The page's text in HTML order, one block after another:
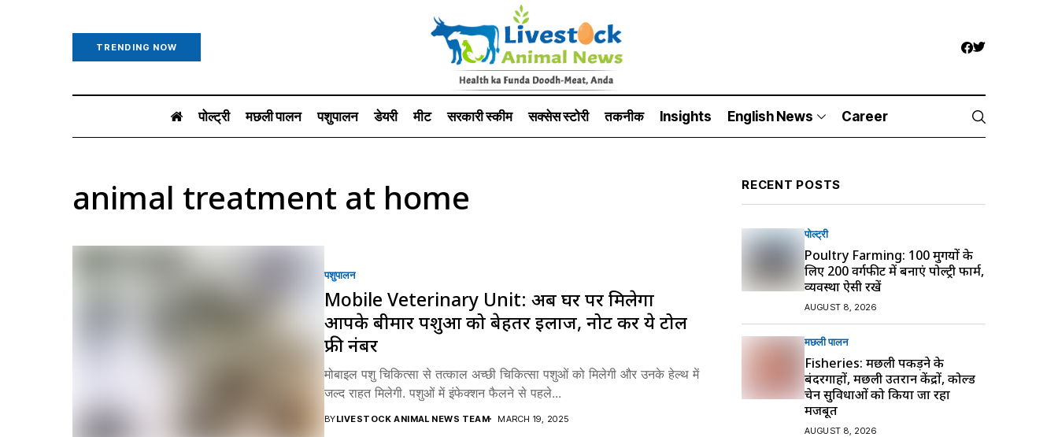
TRENDING NOW
पोल्ट्री मछली पालन पशुपालन डेयरी मीट सरकारी स्की‍म सक्सेस स्टो‍री तकनीक Insights English News Career
animal treatment at home
पशुपालन
Mobile Veterinary Unit: अब घर पर मिलेगा
आपके बीमार पशुओं को बेहतर इलाज, नोट करें ये टोल
फ्री नंबर
मोबाइल पशु चिकित्सा से तत्काल अच्छी चिकित्सा पशुओं को मिलेगी और उनके हेल्थ में
जल्द राहत मिलेगी. पशुओं में इंफेक्शन फैलने से पहले...
BYLIVESTOCK ANIMAL NEWS TEAM MARCH 19, 2025
RECENT POSTS
पोल्ट्री
Poultry Farming: 100 मुर्गियों के
लिए 200 वर्गफीट में बनाएं पोल्ट्री फार्म,
व्यवस्था ऐसी रखें
AUGUST 8, 2026
मछली पालन
Fisheries: मछली पकड़ने के
बंदरगाहों, मछली उतरान केंद्रों, कोल्ड
चेन सुविधाओं को किया जा रहा
मजबूत
AUGUST 8, 2026